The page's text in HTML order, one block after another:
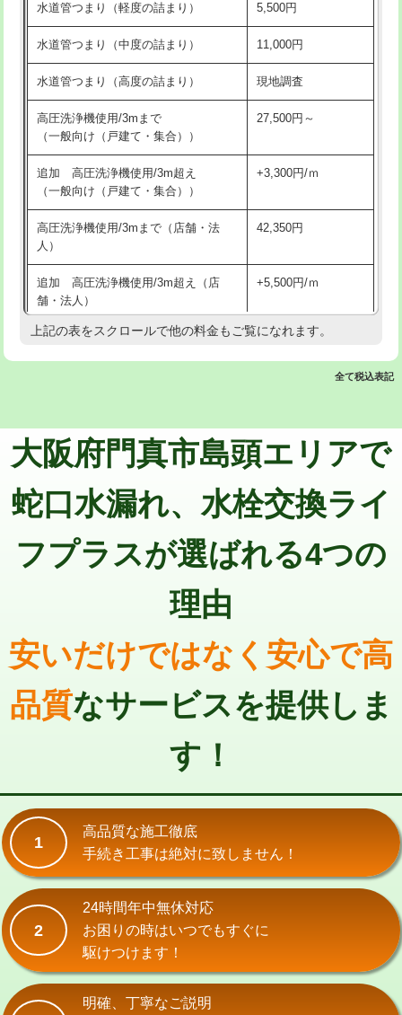
洗面台設置 38,500円
化粧台設置 22,000円
追加人工 16,500円
廃棄・処分 現場見積
※給水管工事は20mmまでの価格です。
交換・取付(排水栓・排水トラップ
22,000円+材料費
持込商品取付（混合水栓）
持込商品取付（浄水器・分岐水栓） 16,500円
業）
排水管工事（追加 排水管工事/3ｍ超
え）
マス交換（土の掘削・埋め戻し作業） 11,000円~
マス交換（深さ50㎝以上） 66,000円
コンクリート斫り（厚さ10㎝超え） 38,500円
モルタル補修（厚さ10㎝まで） 27,500円
廃棄・処分 現場見積
水道管つまり（軽度の詰まり） 5,500円
水道管つまり（中度の詰まり） 11,000円
水道管つまり（高度の詰まり） 現地調査
高圧洗浄機使用/3mまで
（一般向け（戸建て・集合））
27,500円～
追加 高圧洗浄機使用/3m超え
（一般向け（戸建て・集合））
+3,300円/ｍ
高圧洗浄機使用/3mまで（店舗・法
人）
42,350円
追加 高圧洗浄機使用/3m超え（店
舗・法人）
+5,500円/ｍ
高度高圧洗浄換 現地調査
追加トーラー機使用/3m超え +3,300円
カメラ調査 33,000円
桝清掃 8,800円
止水・漏水調査・防水処理・清掃・修
11,000円
止水・漏水調査・防水処理・清掃・修
止水・漏水調査・防水処理・清掃・修
理・調整・分解・加工など（重作業）
33,000円
その他部品の脱着 8,800円～
交換・取付(単水栓（壁付・デッキ
式）)
13,200円+材料費
交換・取付(混合水栓（壁付・デッキ
式・ワンホール）)
16,500円+材料費
交換・取付(排水栓・排水トラップ
（P/S/ポップアップ））
交換・取付（その他部品）
持込商品取付（単水栓）
上記の表をスクロールで他の料金もご覧になれます。
全て税込表記
大阪府門真市島頭エリアで
蛇口水漏れ、水栓交換ライ
フプラスが選ばれる4つの
理由
安いだけではなく安心で高
品質なサービスを提供しま
す！
1
高品質な施工徹底
手続き工事は絶対に致しません！
2
24時間年中無休対応
お困りの時はいつでもすぐに
駆けつけます！
明確、丁寧なご説明